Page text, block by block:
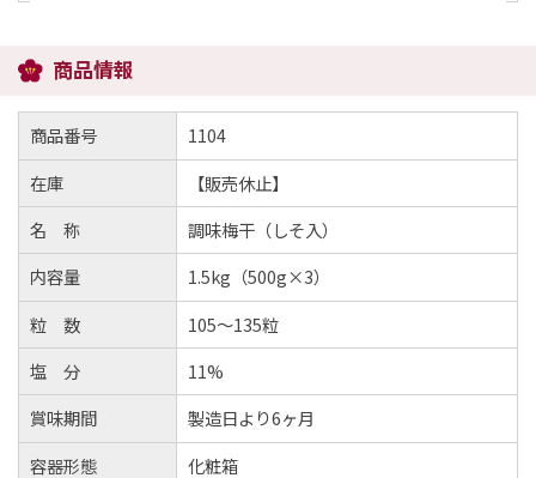
商品番号 1104
在庫
【販売休止】
名 称
調味梅干（しそ入）
内容量
1.5kg（500g×3）
粒 数
105～135粒
塩 分
11%
賞味期間
製造日より6ヶ月
容器形態
化粧箱
商品情報